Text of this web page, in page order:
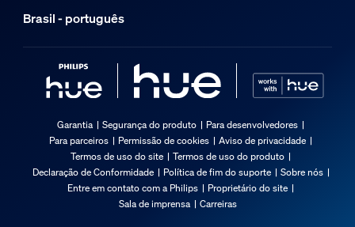
Brasil - português
Garantia Segurança do produto
Para desenvolvedores
Para parceiros
Permissão de cookies
Aviso de privacidade
Termos de uso do site
Termos de uso do produto
Declaração de Conformidade
Política de fim do suporte
Sobre nós
Entre em contato com a Philips
Proprietário do site
Sala de imprensa
Carreiras